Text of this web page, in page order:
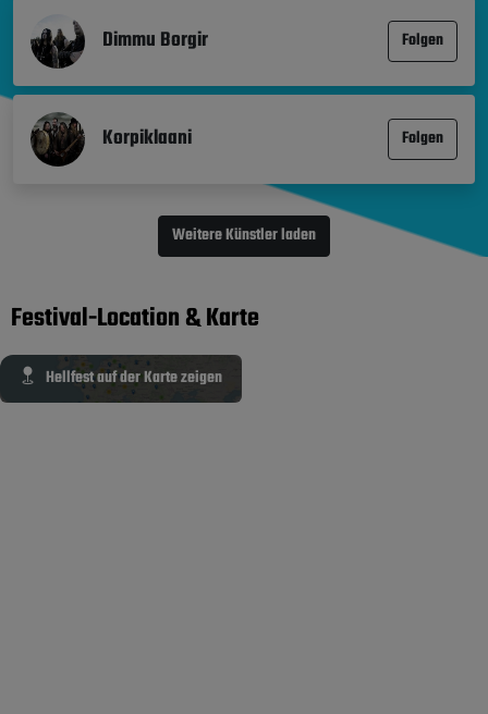
Dimmu Borgir Folgen
Korpiklaani Folgen
Weitere Künstler laden
Festival-Location & Karte
Hellfest auf der Karte zeigen